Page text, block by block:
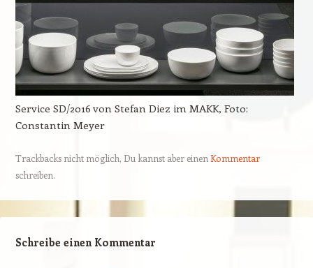
Service SD/2016 von Stefan Diez im MAKK, Foto:
Constantin Meyer
Trackbacks nicht möglich, Du kannst aber einen Kommentar
schreiben.
Schreibe einen Kommentar